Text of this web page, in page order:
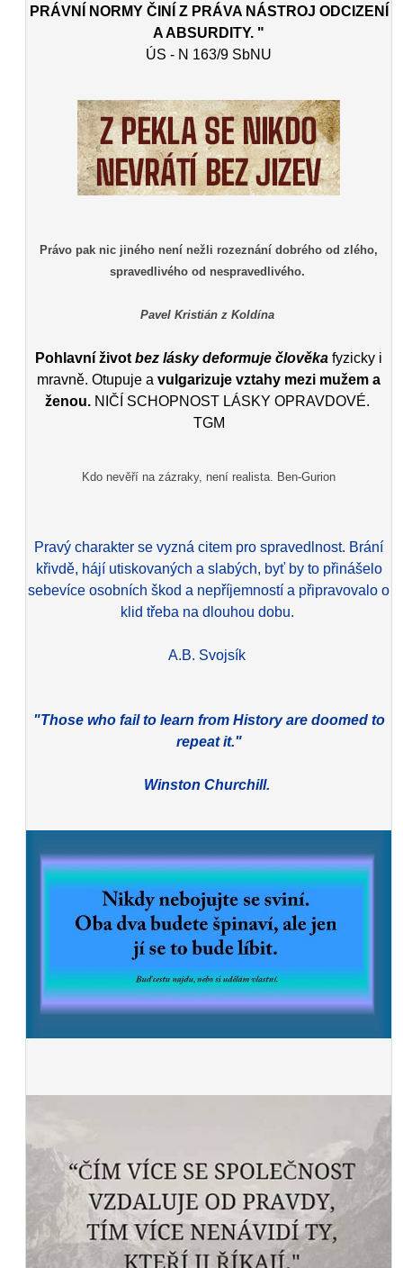
PRÁVNÍ NORMY ČINÍ Z PRÁVA NÁSTROJ ODCIZENÍ
A ABSURDITY. "
ÚS - N 163/9 SbNU
Právo pak nic jiného není nežli rozeznání dobrého od zlého,
spravedlivého od nespravedlivého.
Pavel Kristián z Koldína
Pohlavní život bez lásky deformuje člověka fyzicky i
mravně. Otupuje avulgarizuje vztahy mezi mužem a
ženou. NIČÍ SCHOPNOST LÁSKY OPRAVDOVÉ.
TGM
Kdo nevěří na zázraky, není realista. Ben-Gurion
Pravý charakter se vyzná citem pro spravedlnost. Brání
křivdě, hájí utiskovaných a slabých, byť by to přinášelo
sebevíce osobních škod a nepříjemností a připravovalo o
klid třeba na dlouhou dobu.
A.B. Svojsík
"Those who fail to learn from History are doomed to
repeat it."
Winston Churchill.